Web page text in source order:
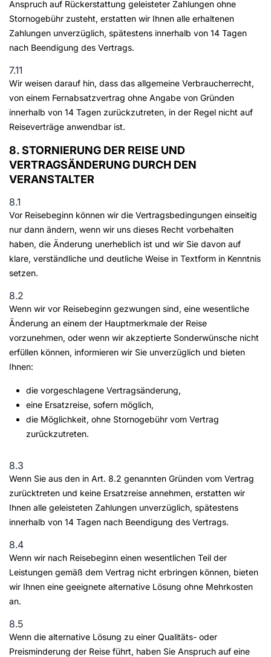
Anspruch auf Rückerstattung geleisteter Zahlungen ohne
Stornogebühr zusteht, erstatten wir Ihnen alle erhaltenen
Zahlungen unverzüglich, spätestens innerhalb von 14 Tagen
nach Beendigung des Vertrags.
7.11
Wir weisen darauf hin, dass das allgemeine Verbraucherrecht,
von einem Fernabsatzvertrag ohne Angabe von Gründen
innerhalb von 14 Tagen zurückzutreten, in der Regel nicht auf
Reiseverträge anwendbar ist.
8. STORNIERUNG DER REISE UND
VERTRAGSÄNDERUNG DURCH DEN
VERANSTALTER
8.1
Vor Reisebeginn können wir die Vertragsbedingungen einseitig
nur dann ändern, wenn wir uns dieses Recht vorbehalten
haben, die Änderung unerheblich ist und wir Sie davon auf
klare, verständliche und deutliche Weise in Textform in Kenntnis
setzen.
8.2
Wenn wir vor Reisebeginn gezwungen sind, eine wesentliche
Änderung an einem der Hauptmerkmale der Reise
vorzunehmen, oder wenn wir akzeptierte Sonderwünsche nicht
erfüllen können, informieren wir Sie unverzüglich und bieten
Ihnen:
die vorgeschlagene Vertragsänderung,
eine Ersatzreise, sofern möglich,
die Möglichkeit, ohne Stornogebühr vom Vertrag
zurückzutreten.
8.3
Wenn Sie aus den in Art. 8.2 genannten Gründen vom Vertrag
zurücktreten und keine Ersatzreise annehmen, erstatten wir
Ihnen alle geleisteten Zahlungen unverzüglich, spätestens
innerhalb von 14 Tagen nach Beendigung des Vertrags.
8.4
Wenn wir nach Reisebeginn einen wesentlichen Teil der
Leistungen gemäß dem Vertrag nicht erbringen können, bieten
wir Ihnen eine geeignete alternative Lösung ohne Mehrkosten
an.
8.5
Wenn die alternative Lösung zu einer Qualitäts- oder
Preisminderung der Reise führt, haben Sie Anspruch auf eine